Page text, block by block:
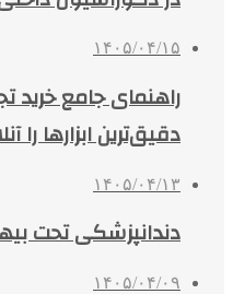
۱۴۰۵/۰۴/۱۵
راهنمای جامع خرید
دقیق‌ترین ابزارها را
۱۴۰۵/۰۴/۱۳
دندانپزشکی تحت
۱۴۰۵/۰۴/۰۹